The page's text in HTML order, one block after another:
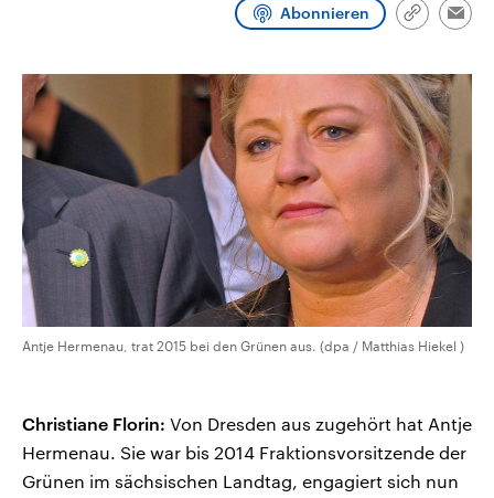
Abonnieren
Link
Antje Hermenau, trat 2015 bei den Grünen aus. (dpa / Matthias Hiekel )
Christiane Florin: Von Dresden aus zugehört hat Antje
Hermenau. Sie war bis 2014 Fraktionsvorsitzende der
Grünen im sächsischen Landtag, engagiert sich nun